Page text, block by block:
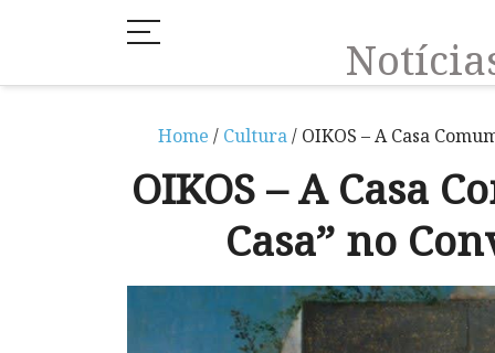
Home / Cultura/ OIKOS – A Casa
OIKOS – A Casa
Casa” no